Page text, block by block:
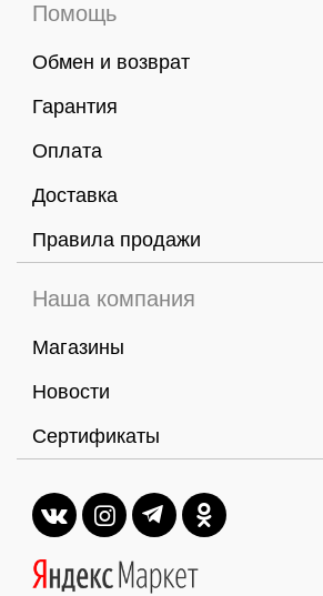
Помощь
Обмен и возврат
Гарантия
Оплата
Доставка
Правила продажи
Наша компания
Магазины
Новости
Сертификаты